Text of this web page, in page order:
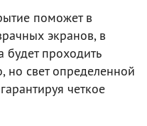
поможет в
экранов, в
будет проходить
но свет определенной
четкое